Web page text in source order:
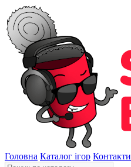
Головна Каталог ігор Контакти